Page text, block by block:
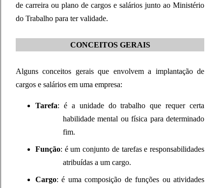
de carreira ou plano de cargos e salários junto ao Ministério
do Trabalho para ter validade.
CONCEITOS GERAIS
Alguns conceitos gerais que envolvem a implantação de
cargos e salários em uma empresa:
Tarefa: é a unidade do trabalho que requer certa
habilidade mental ou física para determinado
fim.
Função: é um conjunto de tarefas e responsabilidades
atribuídas a um cargo.
Cargo: é uma composição de funções ou atividades